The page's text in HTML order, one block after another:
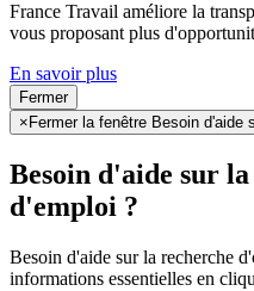
France Travail améliore la
vous proposant plus
En savoir plus
Fermer
× Fermer la fenêtre Besoin d'aide
Besoin d'aide sur
d'emploi ?
Besoin d'aide sur la recherche
informations essentielles en